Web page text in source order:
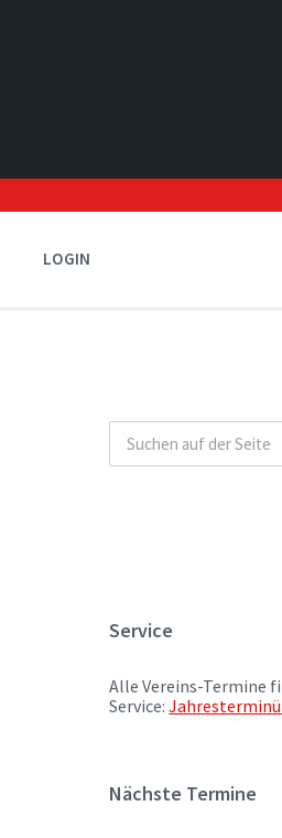
LOGIN
Service
Alle Vereins-Termine
Service:
Nächste Termine